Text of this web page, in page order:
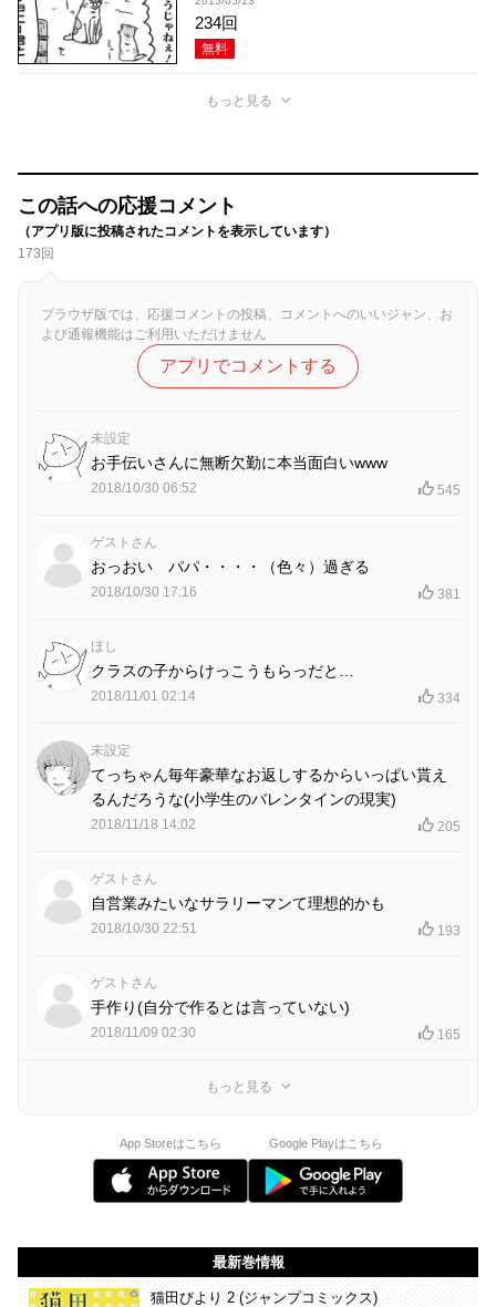
234回
無料
もっと見る
この話への応援コメント
（アプリ版に投稿されたコメントを表示しています）
173回
ブラウザ版では、応援コメントの投稿、コメントへのいいジャン、お
よび通報機能はご利用いただけません
アプリでコメントする
未設定
お手伝いさんに無断欠勤に本当面白いwww
2018/10/30 06:52 545
ゲストさん
おっおい パパ・・・・（色々）過ぎる
2018/10/30 17:16 381
ほし
クラスの子からけっこうもらっだと…
2018/11/01 02:14 334
未設定
てっちゃん毎年豪華なお返しするからいっぱい貰え
るんだろうな(小学生のバレンタインの現実)
2018/11/18 14:02 205
ゲストさん
自営業みたいなサラリーマンて理想的かも
2018/10/30 22:51 193
ゲストさん
手作り(自分で作るとは言っていない)
2018/11/09 02:30 165
もっと見る
App Storeはこちら Google Playはこちら
最新巻情報
猫田びより 2 (ジャンプコミックス)